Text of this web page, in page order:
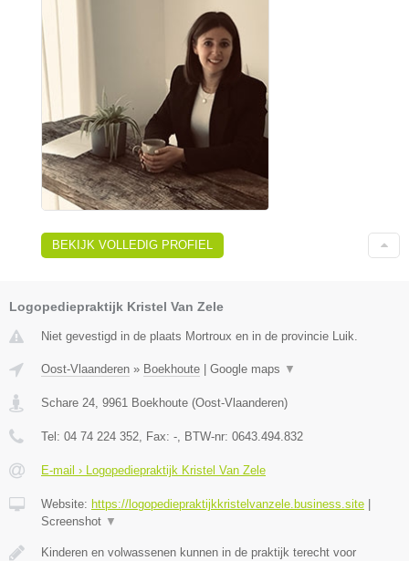
BEKIJK VOLLEDIG PROFIEL
Logopediepraktijk Kristel Van Zele
Niet gevestigd in de plaats Mortroux en in de provincie Luik.
Oost-Vlaanderen » Boekhoute | Google maps ▼
Schare 24 9961 Boekhoute (Oost-Vlaanderen)
Tel: 04 74 224 352 , Fax: - , BTW-nr: 0643.494.832
E-mail › Logopediepraktijk Kristel Van Zele
Website: https://logopediepraktijkkristelvanzele.business.site |
Screenshot ▼
Kinderen en volwassenen kunnen in de praktijk terecht voor